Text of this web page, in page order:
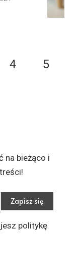
4 5
na bieżąco i
politykę